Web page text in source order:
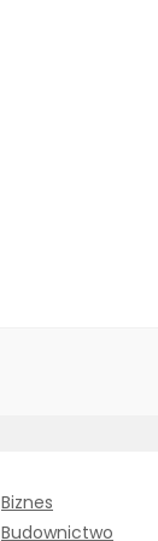
Biznes
Budownictwo